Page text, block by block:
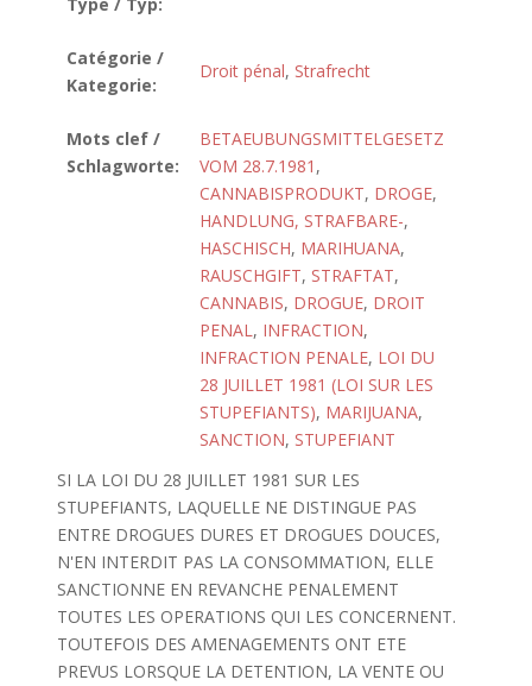
Catégorie /
Kategorie:
Droit pénal, Strafrecht
Mots clef /
Schlagworte:
BETAEUBUNGSMITTELGESETZ
VOM 28.7.1981 ,
CANNABISPRODUKT, DROGE,
HANDLUNG, STRAFBARE-,
HASCHISCH, MARIHUANA,
RAUSCHGIFT, STRAFTAT,
CANNABIS, DROGUE, DROIT
PENAL, INFRACTION,
INFRACTION PENALE, LOI DU
28 JUILLET 1981 (LOI SUR LES
STUPEFIANTS), MARIJUANA,
SANCTION, STUPEFIANT
SI LA LOI DU 28 JUILLET 1981 SUR LES
STUPEFIANTS, LAQUELLE NE DISTINGUE PAS
ENTRE DROGUES DURES ET DROGUES DOUCES,
N'EN INTERDIT PAS LA CONSOMMATION, ELLE
SANCTIONNE EN REVANCHE PENALEMENT
TOUTES LES OPERATIONS QUI LES CONCERNENT.
TOUTEFOIS DES AMENAGEMENTS ONT ETE
PREVUS LORSQUE LA DETENTION, LA VENTE OU